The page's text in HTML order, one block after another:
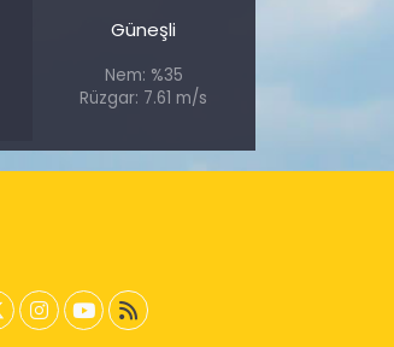
Güneşli
Nem: %35
Rüzgar: 7.61 m/s